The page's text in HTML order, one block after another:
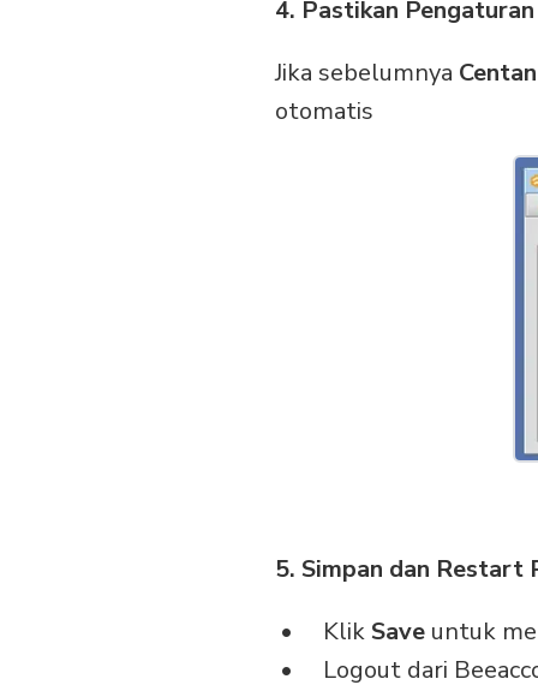
4. Pastikan
Jika sebelumnya
otomatis
5. Simpan dan Restart
KlikSave untuk
Logout dari